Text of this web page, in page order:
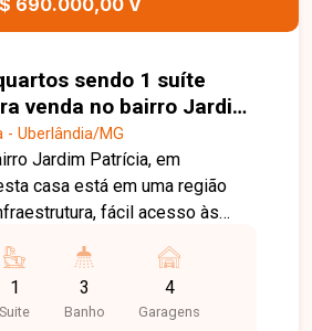
690.000,00 V
sendo 1 suíte
venda no bairro Jardim
MG
- Uberlândia/MG
Jardim Patrícia, em
casa está em uma região
fácil acesso às
farmácias, comércios e
proporcionando praticidade,
de vida para toda a família.
1
Suite
3
Banho
4
Garagens